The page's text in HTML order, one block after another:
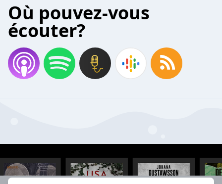
Où pouvez-vous
écouter?